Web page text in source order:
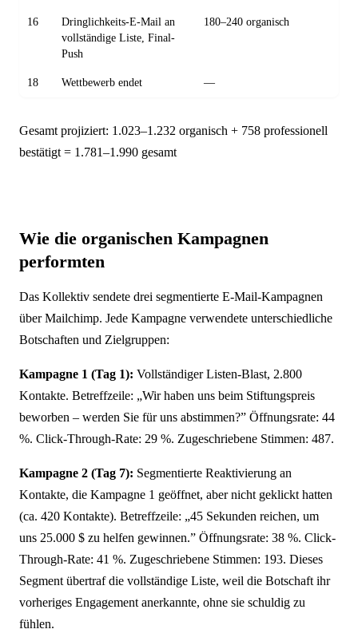
16
Dringlichkeits-E-Mail an
vollständige Liste, Final-
Push
180–240 organisch
18 Wettbewerb endet —
Gesamt projiziert: 1.023–1.232 organisch + 758 professionell
bestätigt = 1.781–1.990 gesamt
Wie die organischen Kampagnen
performten
Das Kollektiv sendete drei segmentierte E-Mail-Kampagnen
über Mailchimp. Jede Kampagne verwendete unterschiedliche
Botschaften und Zielgruppen:
Kampagne 1 (Tag 1): Vollständiger Listen-Blast, 2.800
Kontakte. Betreffzeile: „Wir haben uns beim Stiftungspreis
beworben – werden Sie für uns abstimmen?” Öffnungsrate: 44
%. Click-Through-Rate: 29 %. Zugeschriebene Stimmen: 487.
Kampagne 2 (Tag 7): Segmentierte Reaktivierung an
Kontakte, die Kampagne 1 geöffnet, aber nicht geklickt hatten
(ca. 420 Kontakte). Betreffzeile: „45 Sekunden reichen, um
uns 25.000 $ zu helfen gewinnen.” Öffnungsrate: 38 %. Click-
Through-Rate: 41 %. Zugeschriebene Stimmen: 193. Dieses
Segment übertraf die vollständige Liste, weil die Botschaft ihr
vorheriges Engagement anerkannte, ohne sie schuldig zu
fühlen.